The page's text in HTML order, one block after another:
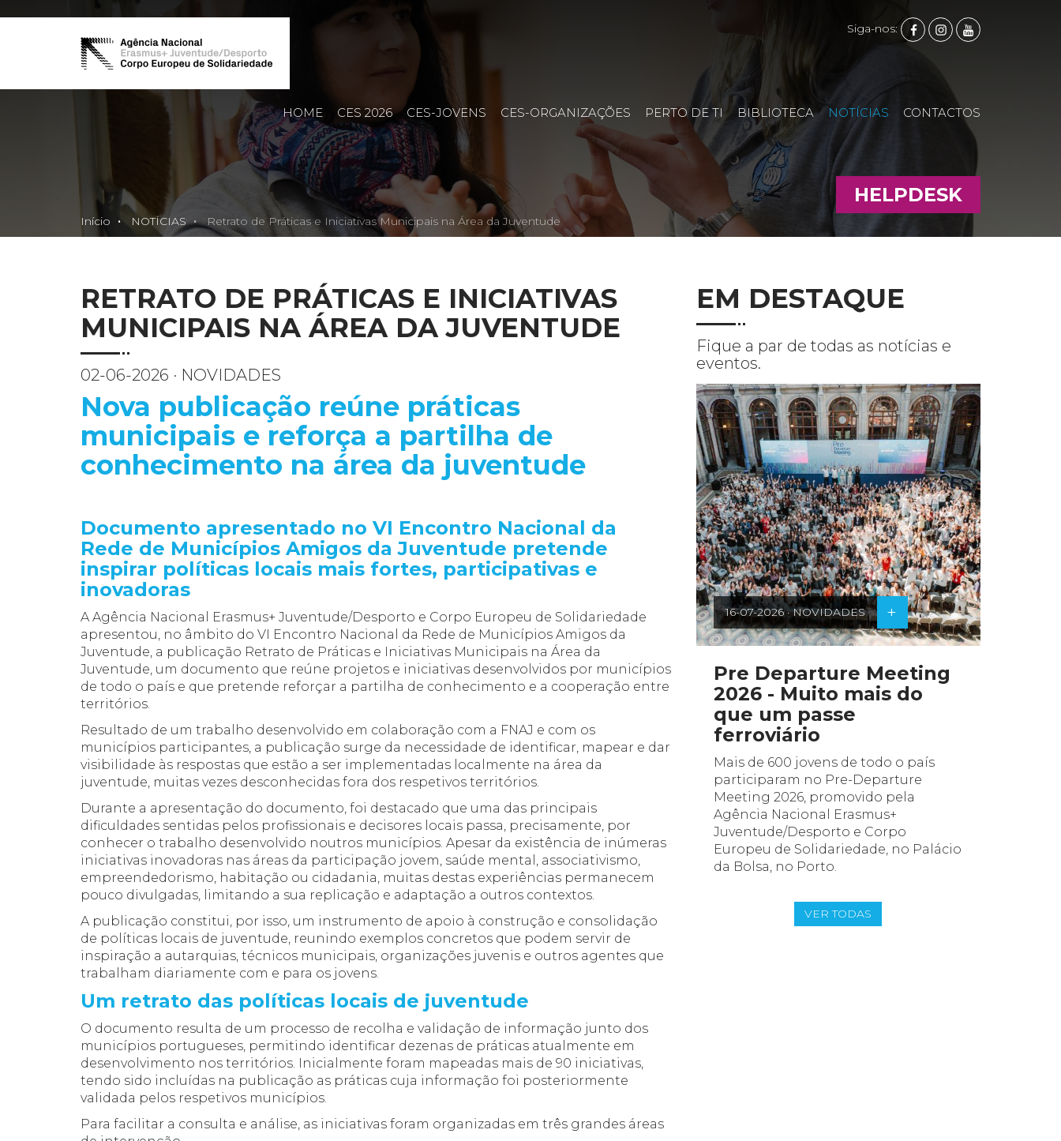
Siga-nos: FACEBOOK
INSTAGRAM
YOUTUBE
HOME CES 2026 CES-JOVENS CES-ORGANIZAÇÕES PERTO DE TI BIBLIOTECA NOTÍCIAS CONTACTOS
HELPDESK
Início NOTÍCIAS Retrato de Práticas e Iniciativas Municipais na Área da Juventude
RETRATO DE PRÁTICAS E INICIATIVAS
MUNICIPAIS NA ÁREA DA JUVENTUDE
02-06-2026 · NOVIDADES
Nova publicação reúne práticas
municipais e reforça a partilha de
conhecimento na área da juventude
Documento apresentado no VI Encontro Nacional da
Rede de Municípios Amigos da Juventude pretende
inspirar políticas locais mais fortes, participativas e
inovadoras
A Agência Nacional Erasmus+ Juventude/Desporto e Corpo Europeu de Solidariedade
apresentou, no âmbito do VI Encontro Nacional da Rede de Municípios Amigos da
Juventude, a publicação Retrato de Práticas e Iniciativas Municipais na Área da
Juventude, um documento que reúne projetos e iniciativas desenvolvidos por municípios
de todo o país e que pretende reforçar a partilha de conhecimento e a cooperação entre
territórios.
Resultado de um trabalho desenvolvido em colaboração com a FNAJ e com os
municípios participantes, a publicação surge da necessidade de identificar, mapear e dar
visibilidade às respostas que estão a ser implementadas localmente na área da
juventude, muitas vezes desconhecidas fora dos respetivos territórios.
Durante a apresentação do documento, foi destacado que uma das principais
dificuldades sentidas pelos profissionais e decisores locais passa, precisamente, por
conhecer o trabalho desenvolvido noutros municípios. Apesar da existência de inúmeras
iniciativas inovadoras nas áreas da participação jovem, saúde mental, associativismo,
empreendedorismo, habitação ou cidadania, muitas destas experiências permanecem
pouco divulgadas, limitando a sua replicação e adaptação a outros contextos.
A publicação constitui, por isso, um instrumento de apoio à construção e consolidação
de políticas locais de juventude, reunindo exemplos concretos que podem servir de
inspiração a autarquias, técnicos municipais, organizações juvenis e outros agentes que
trabalham diariamente com e para os jovens.
Um retrato das políticas locais de juventude
O documento resulta de um processo de recolha e validação de informação junto dos
municípios portugueses, permitindo identificar dezenas de práticas atualmente em
desenvolvimento nos territórios. Inicialmente foram mapeadas mais de 90 iniciativas,
tendo sido incluídas na publicação as práticas cuja informação foi posteriormente
validada pelos respetivos municípios.
Para facilitar a consulta e análise, as iniciativas foram organizadas em três grandes áreas
EM DESTAQUE
Fique a par de todas as notícias e
eventos.
25-07-2026 · NOVIDADES +
Encontro de
Multiplicadores da Rede
Na véspera da Pre-Departure
Meeting DiscoverEU 2026, a Rede
Eurodesk Portugal reuniu os seus
encontro de formação, partilha de
experiências e networking
16-07-2026 · NOVIDADES +
Pre Departure Meeting
2026 - Muito mais do
que um passe
ferroviário
Mais de 600 jovens de todo o país
participaram no Pre-Departure
Meeting 2026, promovido pela
Agência Nacional Erasmus+
Juventude/Desporto e Corpo
Europeu de Solidariedade, no Palácio
da Bolsa, no Porto.
VER TODAS